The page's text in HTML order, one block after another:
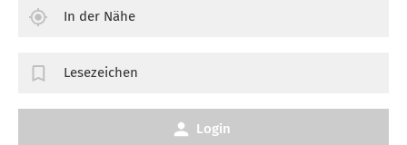
In der Nähe
Lesezeichen
Login